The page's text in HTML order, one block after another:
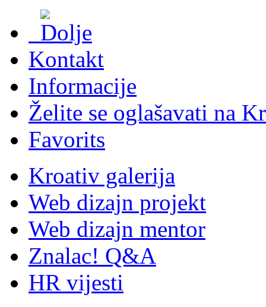
Kontakt
Informacije
Želite se oglašavati na
Favorits
Kroativ galerija
Web dizajn projekt
Web dizajn mentor
Znalac! Q&A
HR vijesti